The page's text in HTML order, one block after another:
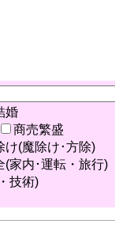
婚
商売繁盛
け(魔除け･方除)
(家内･運転・旅行)
技術)